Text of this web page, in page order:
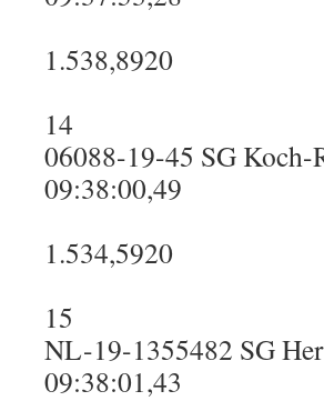
1.538,8920
14
06088-19-45 SG Koch-
09:38:00,49
1.534,5920
15
NL-19-1355482 SG
09:38:01,43